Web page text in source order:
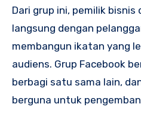
Dari grup ini, pemilik
langsung dengan
membangun ikatan yang
audiens. Grup Facebook
berbagi satu sama lain,
berguna untuk